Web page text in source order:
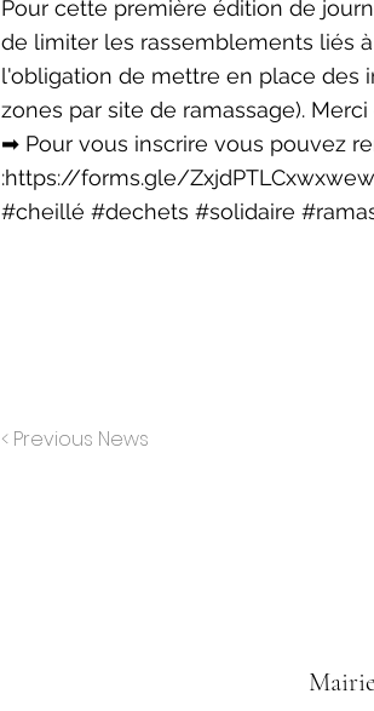
Pour cette première édition de
de limiter les rassemblements liés
l'obligation de mettre en place des
zones par site de ramassage).
➡ Pour vous inscrire vous pouvez
:https://forms.gle/
#cheillé #dechets #solidaire
< Previous News